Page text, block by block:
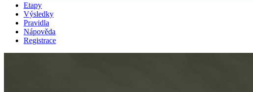
Etapy
Výsledky
Pravidla
Nápověda
Registrace